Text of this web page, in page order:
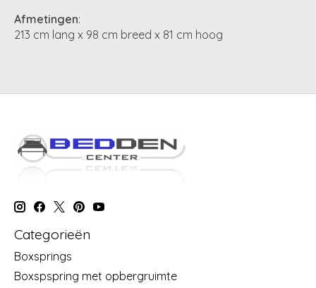
Afmetingen:
213 cm lang x 98 cm breed x 81 cm hoog
Categorieën
Boxsprings
Boxspspring met opbergruimte